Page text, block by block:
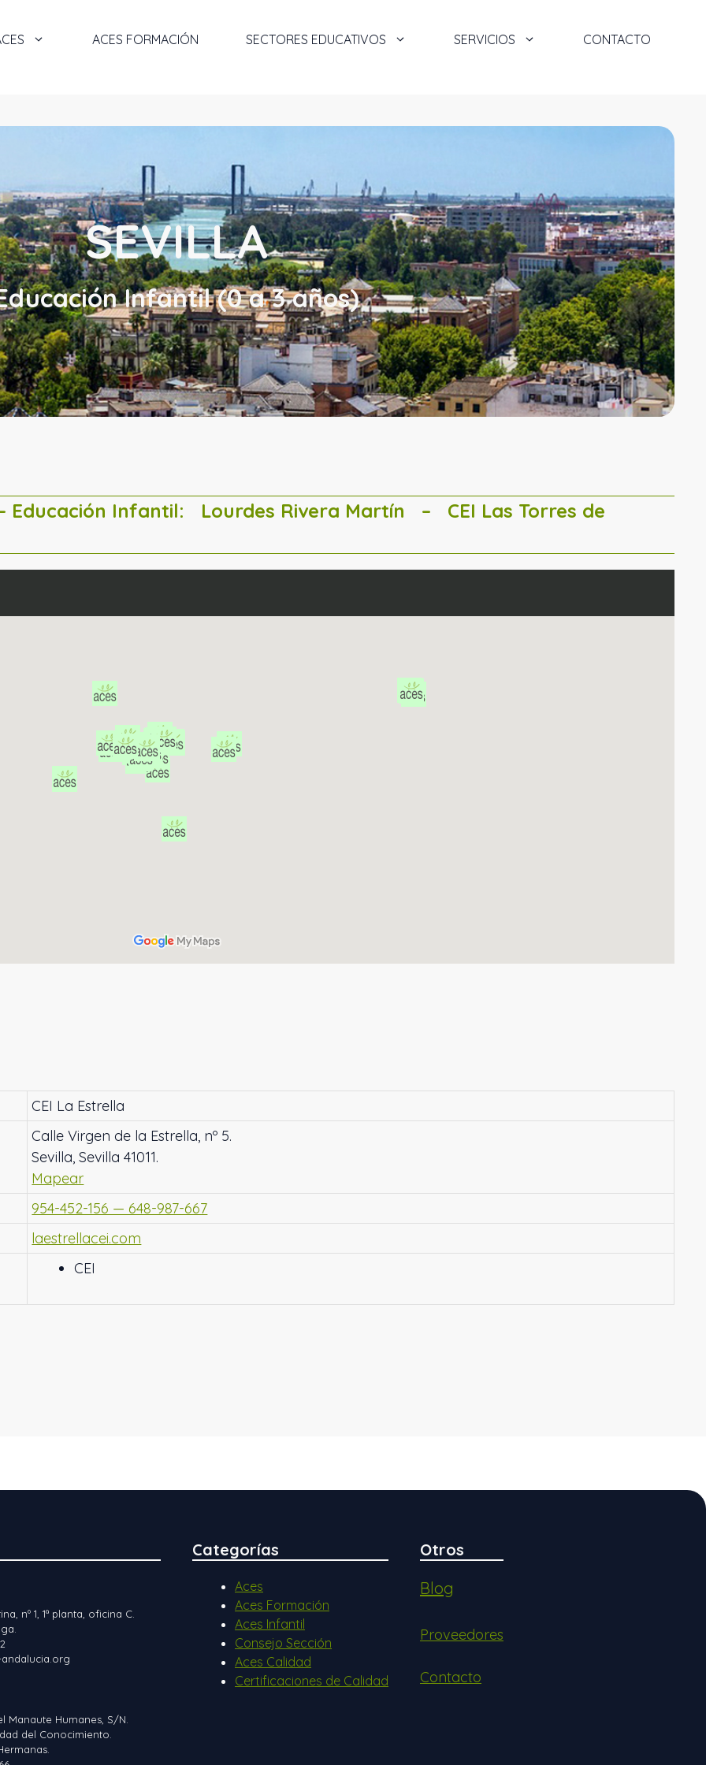
ACES FORMACIÓN SECTORES EDUCATIVOS SERVICIOS CONTACTO
SEVILLA
Infantil (0 a 3 años)
Educación Infantil: Lourdes Rivera Martín
– CEI Las Torres de
CEI La Estrella
Calle Virgen de la Estrella, nº 5.
Sevilla, Sevilla 41011.
Mapear
954-452-156 — 648-987-667
laestrellacei.com
CEI
nº 1, 1ª planta, oficina C.
Manaute Humanes, S/N.
del Conocimiento.
Categorías
Aces
Aces Formación
Aces Infantil
Consejo Sección
Aces Calidad
Certificaciones de Calidad
Otros
Blog
Proveedores
Contacto